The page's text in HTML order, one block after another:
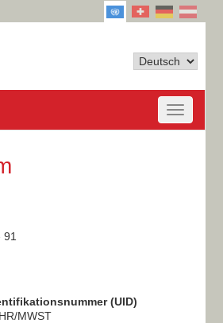
(UID)
MWST